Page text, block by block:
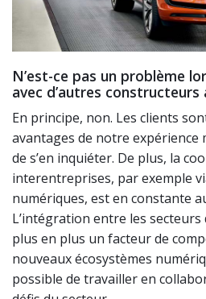
N’est-ce pas un problème
avec d’autres
En principe, non. Les clients
avantages de notre
de s’en inquiéter. De plus, la
interentreprises, par exemple
numériques, est en constante
L’intégration entre les
plus en plus un facteur de
nouveaux écosystèmes
possible de travailler en